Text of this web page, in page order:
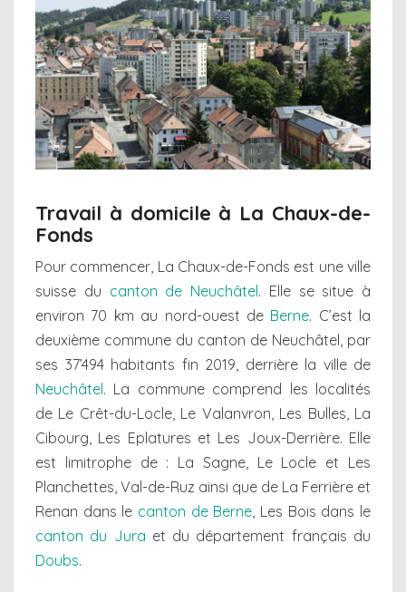
Travail à domicile à La Chaux-de-
Fonds
Pour commencer, La Chaux-de-Fonds est une ville
suisse du canton de Neuchâtel. Elle se situe à
environ 70 km au nord-ouest de Berne. C’est la
deuxième commune du canton de Neuchâtel, par
ses 37’494 habitants fin 2019, derrière la ville de
Neuchâtel. La commune comprend les localités
de Le Crêt-du-Locle, Le Valanvron, Les Bulles, La
Cibourg, Les Eplatures et Les Joux-Derrière. Elle
est limitrophe de : La Sagne, Le Locle et Les
Planchettes, Val-de-Ruz ainsi que de La Ferrière et
Renan dans le canton de Berne, Les Bois dans le
canton du Jura et du département français du
Doubs.